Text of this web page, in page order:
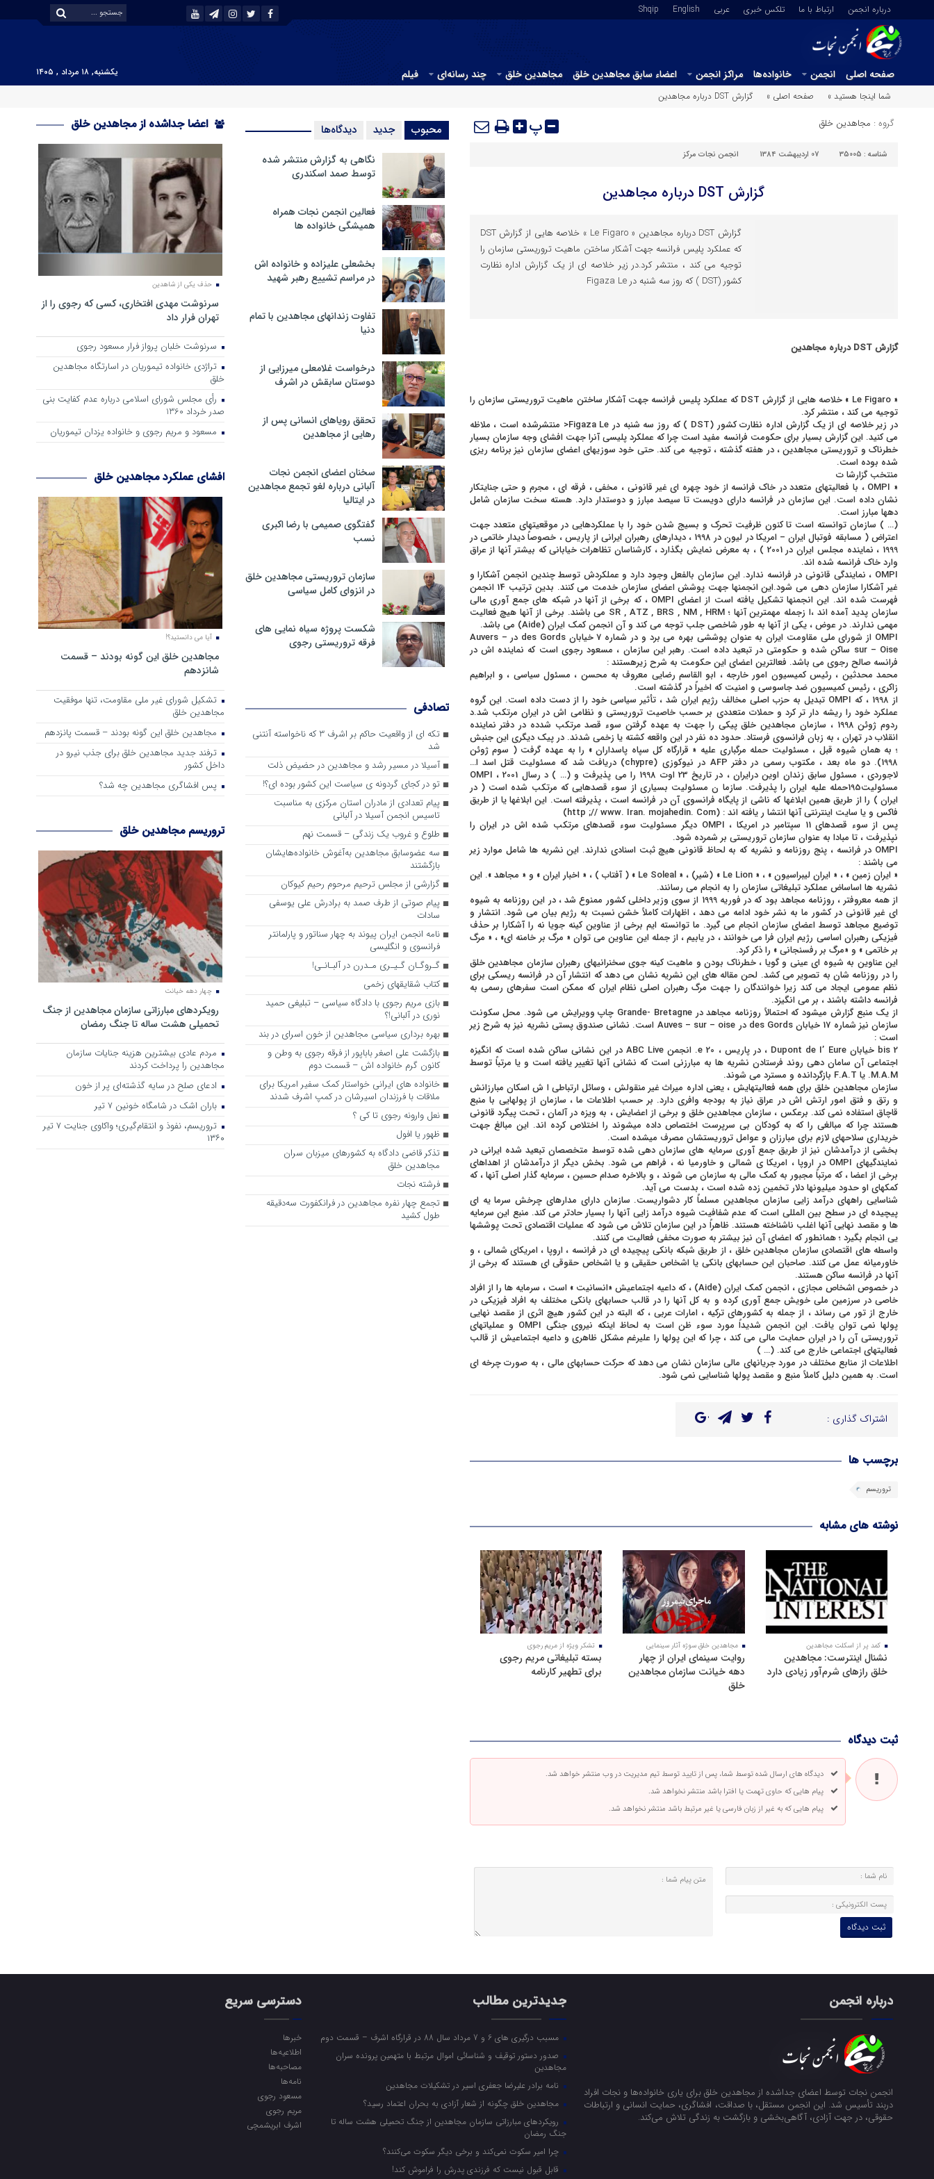
درباره انجمن ارتباط با ما تلکس خبری عربي English
Shqip
صفحه اصلی انجمن خانواده‌ها مراکز انجمن اعضاء سابق مجاهدین خلق مجاهدین خلق چند رسانه‌ای فیلم
یکشنبه, ۱۸ مرداد , ۱۴۰۵
شما اینجا هستید »
صفحه اصلی » گزارش DST درباره مجاهدین
گروه : مجاهدین خلق پ
شناسه : 35005 07 اردیبهشت 1384 انجمن نجات مرکز
گزارش DST درباره مجاهدین
گزارش DST درباره مجاهدین « Le Figaro » خلاصه هایی از گزارش DST
که عملکرد پلیس فرانسه جهت آشکار ساختن ماهیت تروریستی سازمان را
توجیه می کند ، منتشر کرد.در زیر خلاصه ای از یک گزارش اداره نظارت
کشور (DST ) که روز سه شنبه در Figaza Le
گزارش DST درباره مجاهدین
« Le Figaro » خلاصه هایی از گزارش DST که عملکرد پلیس فرانسه جهت آشکار ساختن ماهیت تروریستی سازمان را
توجیه می کند ، منتشر کرد.
در زیر خلاصه ای از یک گزارش اداره نظارت کشور (DST ) که روز سه شنبه در Figaza Le<
منتشرشده است ، ملاظه
می کنید. این گزارش بسیار برای حکومت فرانسه مفید است چرا که عملکرد پلیسی آنرا جهت افشای وجه سازمان بسیار
خطرناک و تروریستی مجاهدین ، در هفته گذشته ، توجیه می کند. حتی خود سوزیهای اعضای سازمان نیز برنامه ریزی
شده بوده است.
منتخب گزارشا ت
« OMPI ، با فعالیتهای متعدد در خاک فرانسه از خود چهره ای غیر قانونی ، مخفی ، فرقه ای ، مجرم و حتی جنایتکار
نشان داده است. این سازمان در فرانسه دارای دویست تا سیصد مبارز و دوستدار دارد. هسته سخت سازمان شامل
دهها مبارز است.
(… ) سازمان توانسته است تا کنون ظرفیت تحرک و بسیج شدن خود را با عملکردهایی در موقعیتهای متعدد جهت
اعتراض ( مسابقه فوتبال ایران – امریکا در لیون در 1998 ، دیدارهای رهبران ایرانی از پاریس ، خصوصاً دیدار خاتمی در
1999 ، نماینده مجلس ایران در 2001 ) ، به معرض نمایش بگذارد ، کارشناسان تظاهرات خیابانی که بیشتر آنها از عراق
وارد خاک فرانسه شده اند.
OMPI ، نمایندگی قانونی در فرانسه ندارد. این سازمان بالفعل وجود دارد و عملکردش توسط چندین انجمن آشکارا و
غیر آشکارا سازمان دهی می شود.این انجمنها جهت پوشش اعضای سازمان خدمت می کنند. بدین ترتیب 14 انجمن
فهرست شده اند. این انجمنها تشکیل یافته است از اعضای OMPI ، که برخی از آنها در شبکه های جمع آوری مالی
سازمان پدید آمده اند ،ا زجمله مهمترین آنها ؛ SR , ATZ , BRS , NM , HRM می باشند. برخی از آنها هیچ فعالیت
مهمی ندارند. در عوض ، یکی از آنها به طور شاخصی جلب توجه می کند و آن انجمن کمک ایران (Aide) می باشد.
OMPI از شورای ملی مقاومت ایران به عنوان پوششی بهره می برد و در شماره 7 خیابان des Gords در Auvers –
sur – Oise ساکن شده و حکومتی در تبعید داده است. رهبر این سازمان ، مسعود رجوی است که نماینده اش در
فرانسه صالح رجوی می باشد. فعالترین اعضای این حکومت به شرح زیرهستند :
محمد محدثین ، رئیس کمیسیون امور خارجه ، ابو القاسم رضایی معروف به محسن ، مسئول سیاسی ، و ابراهیم
زاکری ، رئیس کمیسیون ضد جاسوسی و امنیت که اخیراً در گذشته است.
از 1998 ، که OMPI تبدیل به حزب اصلی مخالف رژیم ایران شد ، تأثیر سیاسی خود را از دست داده است. این گروه
عملکرد خود را ریشه دار تر کرد و حملات متعددی بر حسب خاصیت تروریستی و نظامی اش در ایران مرتکب شد.د
ردوم ژوئن 1998 ، سازمان مجاهدین خلق پیکی را جهت به عهده گرفتن سوء قصد مرتکب شدده در دفتر نماینده
انقلاب در تهران ، به زبان فرانسوی فرستاد. حدود ده نفر در این واقعه کشته یا زخمی شدند. در پیک دیگری این جنبش
؛ به همان شیوه قبل ، مسئولیت حمله مرگباری علیه « قرارگاه کل سپاه پاسداران » را به عهده گرفت ( سوم ژوئن
1998). دو ماه بعد ، مکتوب رسمی در دفتر AFP در نیوکوزی (chypre) دریافت شد که مسئولیت قتل اسد ا…
لاجوردی ، مسئول سابق زندان اوین درایران ، در تاریخ 23 اوت 1998 را می پذیرفت و (… ) د رسال 2001 ، OMPI
مسئولیت195حمله علیه ایران را پذیرفت. سازما ن مسئولیت بسیاری از سوء قصدهایی که مرتکب شده است ( در
ایران ) را از طریق همین ابلاغها که ناشی از پایگاه فرانسوی آن در فرانسه است ، پذیرفته است. این ابلاغها یا از طریق
فاکس و یا سایت اینترنتی آنها انتشا ر یافته اند : (http ;// www. Iran. mojahedin. Com)
پس از سوء قصدهای 11 سپتامبر در امریکا ، OMPI دیگر مسئولیت سوء قصدهای مرتکب شده اش در ایران را
نپذیرفت ، تا مبادا به عنوان سازمان تروریستی بر شمرده شود.
OMPI در فرانسه ، پنج روزنامه و نشریه که به لحاظ قانونی هیچ ثبت اسنادی ندارند. این نشریه ها شامل موارد زیر
می باشند :
« ایران زمین » ، « ایران لیبراسیون » ، « Le Lion » (شیر) ، « Le Soleal » ( آفتاب ) ، « اخبار ایران » و « مجاهد ». این
نشریه ها اساساض عملکرد تبلیغاتی سازمان را به انجام می رسانند.
از همه معروفتر ، روزنامه مجاهد بود که در فوریه 1999 از سوی وزیر داخلی کشور ممنوع شد ، در این روزنامه به شیوه
ای غیر قانونی در کشور ما به نشر خود ادامه می دهد ، اظهارات کاملاً خشن نسبت به رژیم بیان می شود. انتشار و
توضیع مجاهد توسط اعضای سازمان انجام می گیرد. ما توانسته ایم برخی از عناوین کینه جویا نه را آشکارا بر حذف
فیزیکی رهبران اساسی رژیم ایران فرا می خوانند ، در یابیم ، از جمله این عناوین می توان « مرگ بر خامنه ای» ، « مرگ
بر خاتمی » و «مرگ بر رفسنجانی » را ذکر کرد.
این عناوین به شیوه ای عینی و گویا ، خطرناک بودن و ماهیت کینه جوی سخنرانیهای رهبران سازمان مجاهدین خلق
را در روزنامه شان به تصویر می کشد. لحن مقاله های این نشریه نشان می دهد که انتشار آن در فرانسه ریسکی برای
نظم عمومی ایجاد می کند زیرا خوانندگان را جهت مرگ رهبران اصلی نظام ایران که ممکن است سفرهای رسمی به
فرانسه داشته باشند ، بر می انگیزد.
از یک منبع گزارش میشود که احتمالاً روزنامه مجاهد در Grande- Bretagne چاپ وویرایش می شود. محل سکونت
سازمان نیز شماره 17 خیابان des Gords در Auves – sur – oise است. نشانی صندوق پستی نشریه نیز به شرح زیر
است :
2 bis خیابان Dupont de I’ Eure ، در پاریس ، 20 e. انجمن ABC Live در این نشانی ساکن شده است که انگیزه
اجتماعی آن سامان دهی روند فرستادن نشریه ها به مبارزنی است که نشانی آنها تغییر یافته است و یا مرتباً توسط
M.A.M. یا F.A.T بازگردانده و مسترد می شوند.
سازمان مجاهدین خلق برای همه فعالیتهایش ، یعنی اداره میراث غیر منقولش ، وسائل ارتباطی ا ش اسکان مبارزانش
و رتق و فتق امور ارتش اش در عراق نیاز به بودجه وافری دارد. بر حسب اطلاعات ما ، سازمان از پولهایی با منبع
قاچاق استفاده نمی کند. برعکس ، سازمان مجاهدین خلق و برخی از اعضایش ، به ویزه در آلمان ، تحت پیگرد قانونی
هستند چرا که مبالغی را که به کودکان بی سرپرست اختصاص داده میشوند را اختلاص کرده اند. این مبالغ جهت
خریداری سلاحهای لازم برای مبارزان و عوامل تروریستشان مصرف میشده است.
بخشی از درآمدشان نیز از طریق جمع آوری سرمایه های سازمان دهی شده توسط متخصصان تبعید شده ایرانی در
نمایندگیهای OMPI در اروپا ، امریکا ی شمالی و خاورمیا نه ، فراهم می شود. بخش دیگر از درآمدشان از اهداهای
برخی از اعضا ، که مرتباً مجبور به کمک مالی به سازمان می شوند ، و بالاخره صدام حسین ، سرمایه گذار اصلی آنها ، که
کمکهای او حدود میلیونها دلار تخمین زده شده است ، بدست می آید.
شناسایی راههای درآمد زایی سازمان مجاهدین مسلماً کار دشواریست. سازمان دارای مدارهای چرخش سرما یه ای
پیچیده ای در سطح بین المللی است که عدم شفافیت شیوه درآمد زایی آنها را بسیار حادتر می کند. منبع این سرمایه
ها و مقصد نهایی آنها اغلب ناشناخته هستند. ظاهراً در این سازمان تلاش می شود که عملیات اقتصادی تحت پوششها
یی انجام بگیرد ؛ همانطور که اعضای آن نیز بیشتر به صورت مخفی فعالیت می کنند.
واسطه های اقتصادی سازمان مجاهدین خلق ، از طریق شبکه بانکی پیچیده ای در فرانسه ، اروپا ، امریکای شمالی ، و
خاورمیانه عمل می کنند. صاحبان این حسابهای بانکی یا اشخاص حقیقی و یا اشخاص حقوقی ای هستند که برخی از
آنها در فرانسه ساکن هستند.
در خصوص اشخاص مجازی ، انجمن کمک ایران (Aide) ، که داعیه اجتماعیش «انسانیت » است ، سرمایه ها را از افراد
خاصی در سرزمین ملی خویش جمع آوری کرده و به کل آنها را در قالب حسابهای بانکی مختلف به افراد فیزیکی در
خارج از تور می رساند ، از جمله به کشورهای ترکیه ، امارات عربی ، که البته در این کشور هیچ اثری از مقصد نهایی
پولها نمی توان یافت. این انجمن شدیداً مورد سوء ظن است به لحاظ اینکه نیروی جنگی OMPI و عملیاتهای
تروریستی آن را در ایران حمایت مالی می کند ، چرا که این پولها را علیرغم مشکل ظاهری و داعیه اجتماعیش از قالب
فعالیتهای اجتماعی خارج می کند. (… )
اطلاعات از منابع مختلف در مورد جریانهای مالی سازمان نشان می دهد که حرکت حسابهای مالی ، به صورت چرخه ای
است. به همین دلیل کاملاً منبع و مقصد پولها شناسایی نمی شود.
اشتراک گذاری :
برچسب ها
تروریسم
نوشته های مشابه
کمد پر از اسکلت مجاهدین
نشنال اینترست: مجاهدین
خلق رازهای شرم‌آور زیادی دارد
مجاهدین خلق سوژه آثار سینمایی
روایت سینمای ایران از چهار
دهه خیانت سازمان مجاهدین
خلق
تشکر ویژه از مریم رجوی
بسته تبلیغاتی مریم رجوی
برای تطهیر کارنامه
ثبت دیدگاه
دیدگاه های ارسال شده توسط شما، پس از تایید توسط تیم مدیریت در وب منتشر خواهد شد.
پیام هایی که حاوی تهمت یا افترا باشد منتشر نخواهد شد.
پیام هایی که به غیر از زبان فارسی یا غیر مرتبط باشد منتشر نخواهد شد.
محبوب جدید دیدگاه‌ها
نگاهی به گزارش منتشر شده
توسط صمد اسکندری
فعالین انجمن نجات همراه
همیشگی خانواده ها
بخشعلی علیزاده و خانواده اش
در مراسم تشییع رهبر شهید
تفاوت زندانهای مجاهدین با تمام
دنیا
درخواست غلامعلی میرزایی از
دوستان سابقش در اشرف
تحقق رویاهای انسانی پس از
رهایی از مجاهدین
سخنان اعضای انجمن نجات
آلبانی درباره لغو تجمع مجاهدین
در ایتالیا
گفتگوی صمیمی با رضا اکبری
نسب
سازمان تروریستی مجاهدین خلق
در انزوای کامل سیاسی
شکست پروژه سیاه نمایی های
فرقه تروریستی رجوی
تصادفی
تکه ای از واقعیت حاکم بر اشرف 3 که ناخواسته آنتنی
شد
آسیلا در مسیر رشد و مجاهدین در حضیض ذلت
تو در کجای گردونه ی سیاست این کشور بوده ای؟!
پیام تعدادی از مادران استان مرکزی به مناسبت
تاسیس انجمن آسیلا در آلبانی
طلوع و غروب یک زندگی – قسمت نهم
سه عضوسابق مجاهدین به‌آغوش خانواده‌هایشان
بازگشتند
گزارشی از مجلس ترحیم مرحوم رحیم کیوکان
پیام صوتی از طرف صمد به برادرش علی یوسفی
سادات
نامه انجمن ایران پیوند به چهار سناتور و پارلمانتر
فرانسوی و انگلیسی
گـروگـان گـیـری مـدرن در آلبـانـی!
کتاب شقایقهای زخمی
بازی مریم رجوی با دادگاه سیاسی – تبلیغی حمید
نوری در آلبانی!؟
بهره برداری سیاسی مجاهدین از خون اسرای در بند
بازگشت علی اصغر باباپور از فرقه رجوی به وطن و
کانون گرم خانواده اش – قسمت دوم
خانواده های ایرانی خواستار کمک سفیر امریکا برای
ملاقات با فرزندان اسیرشان در کمپ اشرف شدند
نعل وارونه رجوی تا کی ؟
ظهور یا افول
تذکر قاضی دادگاه به کشورهای میزبان سران
مجاهدین خلق
فرشته نجات
تجمع چهار نفره مجاهدین در فرانکفورت سه‌دقیقه
طول کشید
اعضا جداشده از مجاهدین خلق
حذف یکی از شاهدین
سرنوشت مهدی افتخاری، کسی که رجوی را از
تهران فرار داد
سرنوشت خلبان پرواز فرار مسعود رجوی
تراژدی خانواده تیموریان در اسارتگاه مجاهدین
خلق
رأی مجلس شورای اسلامی درباره عدم كفایت بنی
صدر خرداد 1360
مسعود و مریم رجوی و خانواده یزدان تیموریان
افشای عملکرد مجاهدین خلق
آیا می دانستید؟!
مجاهدین خلق این گونه بودند – قسمت
شانزدهم
تشکیل شورای غیر ملی مقاومت، تنها موفقیت
مجاهدین خلق
مجاهدین خلق این گونه بودند – قسمت پانزدهم
ترفند جدید مجاهدین خلق برای جذب نیرو در
داخل کشور
پس افشاگری مجاهدین چه شد؟
تروریسم مجاهدین خلق
چهار دهه خیانت
رویکرد‌های مبارزاتی سازمان مجاهدین از جنگ
تحمیلی هشت ساله تا جنگ رمضان
مردم عادی بیشترین هزینه جنایات سازمان
مجاهدین را پرداخت کردند
ادعای صلح در سایه گذشته‌ای پر از خون
باران اشک در شامگاه خونین 7 تیر
تروریسم، نفوذ و انتقام‌گیری؛ واکاوی جنایت ۷ تیر
۱۳۶۰
درباره انجمن
انجمن نجات توسط اعضای جداشده از مجاهدین خلق برای یاری خانواده‌ها و نجات افراد
دربند تأسیس شد. این انجمن مستقل، با صداقت، افشاگری، حمایت انسانی و ارتباطات
حقوقی، در جهت آزادی، آگاهی‌بخشی و بازگشت به زندگی تلاش می‌کند.
جدیدترین مطالب
مسبب درگیری های 6 و 7 مرداد سال 88 در قرارگاه اشرف – قسمت دوم
صدور دستور توقیف و شناسائی اموال مرتبط با متهمین پرونده سران
مجاهدین
نامه برادر علیرضا جعفری اسیر در تشکیلات مجاهدین
مجاهدین خلق چگونه از شعار آزادی به بحران اعتماد رسید؟
رویکرد‌های مبارزاتی سازمان مجاهدین از جنگ تحمیلی هشت ساله تا
جنگ رمضان
چرا امیر سکوت نمی‌کند و برخی دیگر سکوت می‌کنند؟
قابل قبول نیست که فرزندی پدرش را فراموش کند!
دسترسی سریع
خبرها
اطلاعیه‌ها
مصاحبه‌ها
نامه‌ها
مسعود رجوی
مریم رجوی
اشرف ابریشمچی